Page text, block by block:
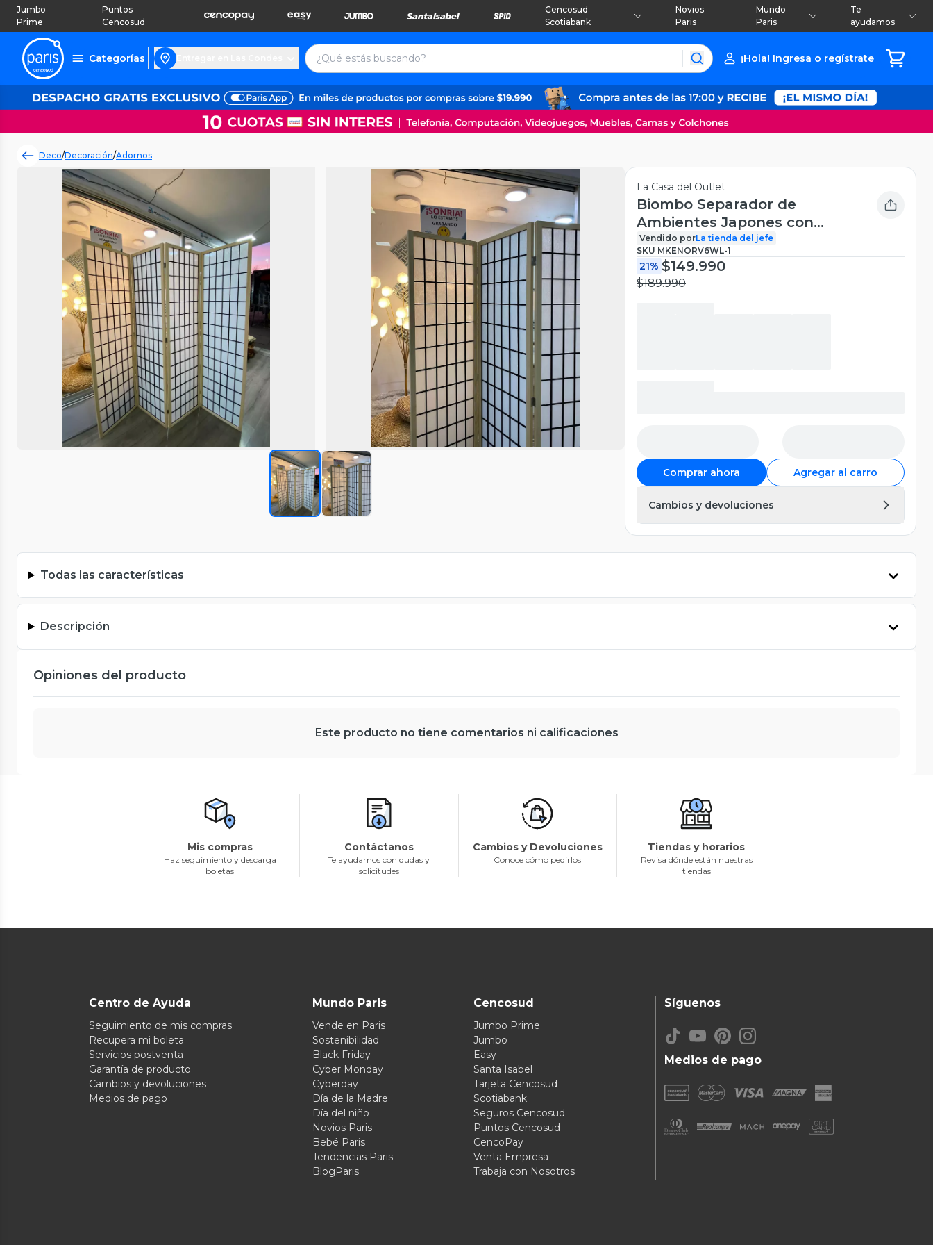
Jumbo
Prime
Puntos
Cencosud
Cencosud
Scotiabank
Novios
Paris
Mundo
Paris
Te
ayudamos
Categorías ¡Hola! Ingresa o regístrate
Deco/Decoración/Adornos
La Casa del Outlet
Biombo Separador de
Ambientes Japones con
Papel Shojji De 4 Paneles
Vendido porLa tienda del jefe
SKU MKENORV6WL-1
21% $149.990
$189.990
Comprar ahora Agregar al carro
Cambios y devoluciones
Todas las características
Descripción
Opiniones del producto
Este producto no tiene comentarios ni calificaciones
Mis compras
Haz seguimiento y descarga
boletas
Contáctanos
Te ayudamos con dudas y
solicitudes
Cambios y Devoluciones
Conoce cómo pedirlos
Tiendas y horarios
Revisa dónde están nuestras
tiendas
Centro de Ayuda
Seguimiento de mis compras
Recupera mi boleta
Servicios postventa
Garantía de producto
Cambios y devoluciones
Medios de pago
Mundo Paris
Vende en Paris
Sostenibilidad
Black Friday
Cyber Monday
Cyberday
Día de la Madre
Día del niño
Novios Paris
Bebé Paris
Tendencias Paris
BlogParis
Cencosud
Jumbo Prime
Jumbo
Easy
Santa Isabel
Tarjeta Cencosud
Scotiabank
Seguros Cencosud
Puntos Cencosud
CencoPay
Venta Empresa
Trabaja con Nosotros
Medios de pago
Síguenos